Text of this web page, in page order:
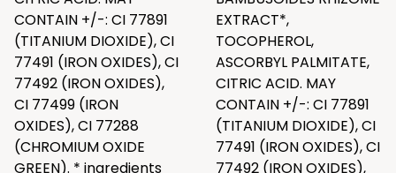
CONTAIN +/-: CI 77891
(TITANIUM DIOXIDE), CI
77491 (IRON OXIDES), CI
77492 (IRON OXIDES),
CI 77499 (IRON
OXIDES), CI 77288
(CHROMIUM OXIDE
GREEN). * ingredients
EXTRACT*,
TOCOPHEROL,
ASCORBYL PALMITATE,
CITRIC ACID. MAY
CONTAIN +/-: CI 77891
(TITANIUM DIOXIDE), CI
77491 (IRON OXIDES), CI
77492 (IRON OXIDES),